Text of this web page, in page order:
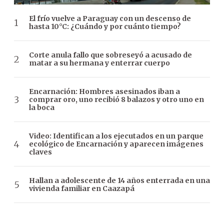
El frío vuelve a Paraguay con un descenso de
hasta 10°C: ¿Cuándo y por cuánto tiempo?
Corte anula fallo que sobreseyó a acusado de
matar a su hermana y enterrar cuerpo
Encarnación: Hombres asesinados iban a
comprar oro, uno recibió 8 balazos y otro uno en
la boca
Video: Identifican a los ejecutados en un parque
ecológico de Encarnación y aparecen imágenes
claves
Hallan a adolescente de 14 años enterrada en una
vivienda familiar en Caazapá